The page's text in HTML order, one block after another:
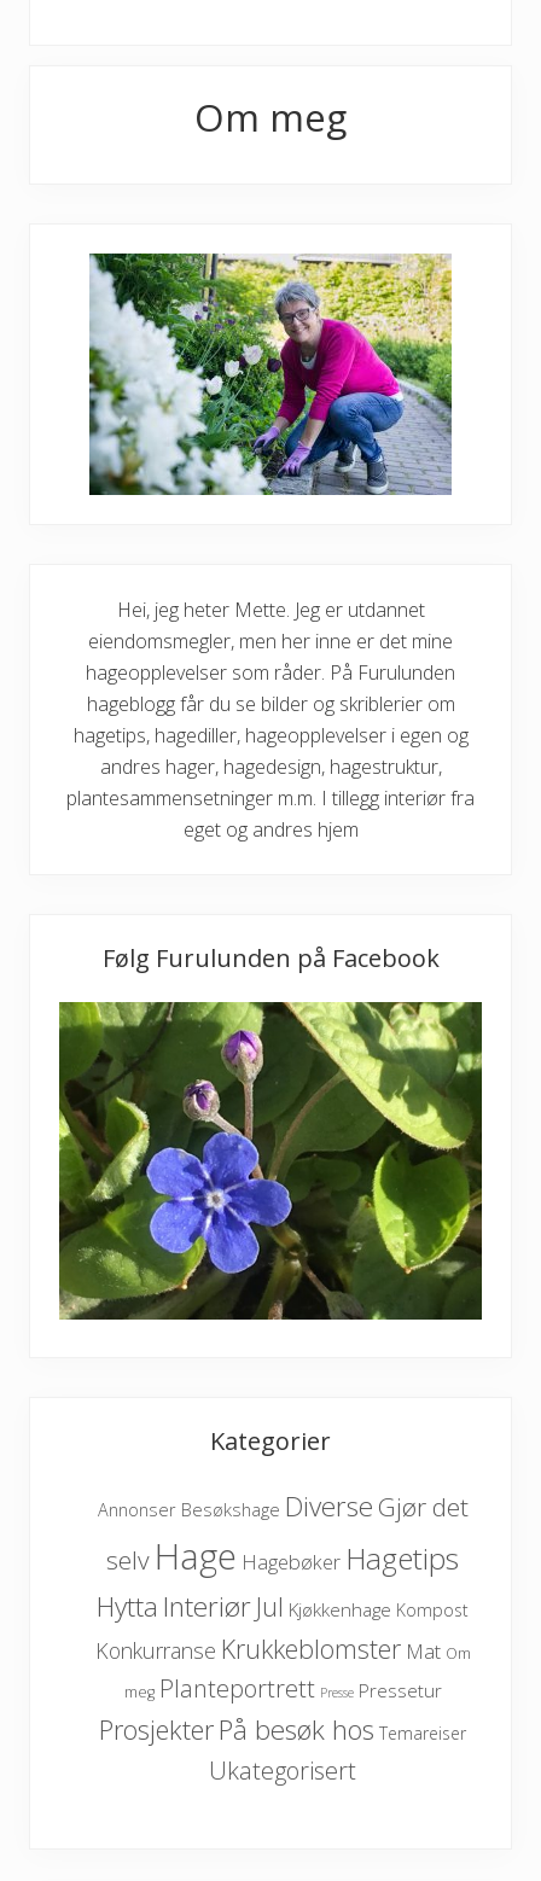
Om meg
Hei, jeg heter Mette. Jeg er utdannet
eiendomsmegler, men her inne er det mine
hageopplevelser som råder. På Furulunden
hageblogg får du se bilder og skriblerier om
hagetips, hagediller, hageopplevelser i egen og
andres hager, hagedesign, hagestruktur,
plantesammensetninger m.m. I tillegg interiør fra
eget og andres hjem
Følg Furulunden på Facebook
Kategorier
Annonser Besøkshage Diverse Gjør det
selv Hage Hagebøker Hagetips
Hytta Interiør Jul Kjøkkenhage Kompost
Konkurranse Krukkeblomster Mat Om
meg Planteportrett Presse Pressetur
ProsjekterPå besøk hos Temareiser
Ukategorisert